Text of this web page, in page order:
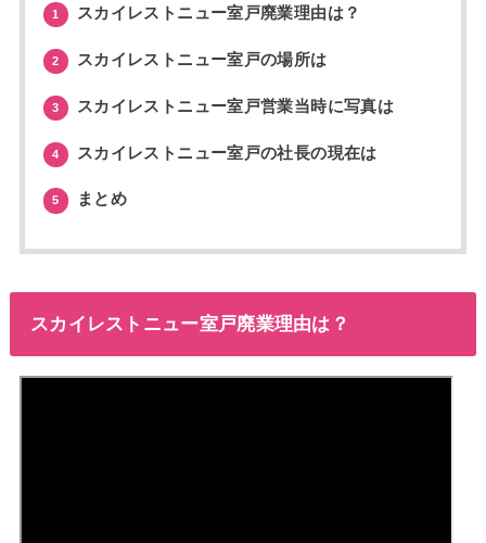
1 スカイレストニュー室戸廃業理由は？
2 スカイレストニュー室戸の場所は
3 スカイレストニュー室戸営業当時に写真は
4 スカイレストニュー室戸の社長の現在は
5 まとめ
スカイレストニュー室戸廃業理由は？